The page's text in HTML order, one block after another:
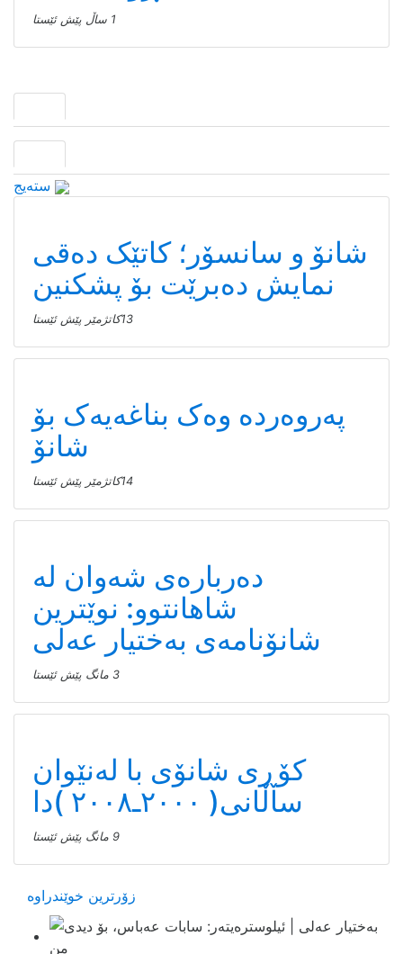
1 ساڵ پێش ئێستا
شانۆ و سانسۆر؛ کاتێک دەقی
نمایش دەبرێت بۆ پشکنین
13كاتژمێر پێش ئێستا
پەروەردە وەک بناغەیەک بۆ
شانۆ
14كاتژمێر پێش ئێستا
دەربارەی شەوان لە
شاهانتوو: نوێترین
شانۆنامەی بەختیار عەلی
3 مانگ پێش ئێستا
کۆڕی شانۆی با لەنێوان
ساڵانی( ٢٠٠٠ـ٢٠٠٨ )دا
9 مانگ پێش ئێستا
زۆرترین خوێندراوە